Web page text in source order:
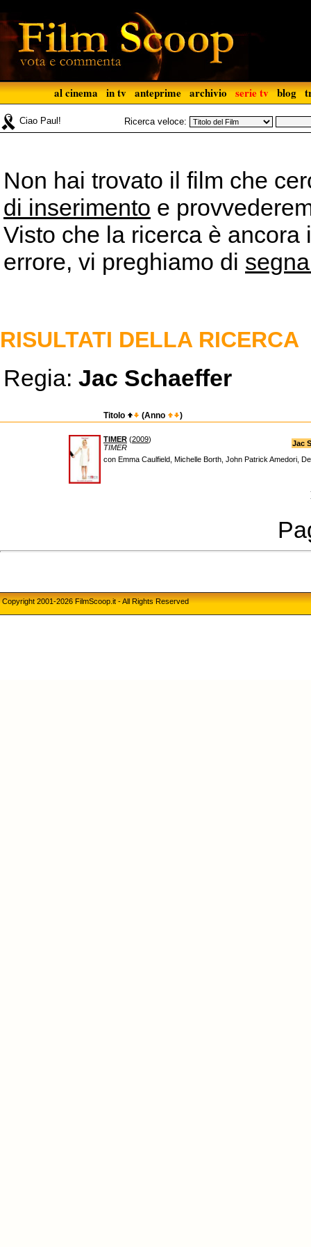
al cinema in tv anteprime archivio serie tv blog
Ciao Paul! Ricerca veloce:
Non hai trovato il film che
di inserimento e
Visto che la ricerca è
errore, vi preghiamo di
RISULTATI DELLA RICERCA
Regia: Jac Schaeffer
Titolo (Anno )
TIMER (2009)
TIMER
Jac
con Emma Caulfield, Michelle Borth, John Patrick Amedori,
Copyright 2001-2026 FilmScoop.it - All Rights Reserved